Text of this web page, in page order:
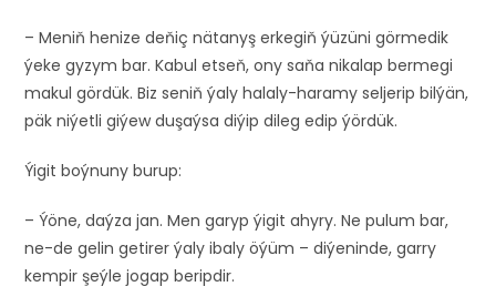
– Meniň henize deňiç nätanyş erkegiň ýüzüni görmedik
ýeke gyzym bar. Kabul etseň, ony saňa nikalap bermegi
makul gördük. Biz seniň ýaly halaly-haramy seljerip bilýän,
päk niýetli giýew duşaýsa diýip dileg edip ýördük.
Ýigit boýnuny burup:
– Ýöne, daýza jan. Men garyp ýigit ahyry. Ne pulum bar,
ne-de gelin getirer ýaly ibaly öýüm – diýeninde, garry
kempir şeýle jogap beripdir.